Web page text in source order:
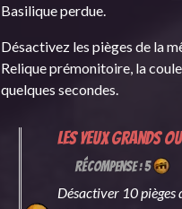
Basilique perdue.
Désactivez les pièges de la
Relique prémonitoire, la
quelques secondes.
Les yeux grands
Récompense : 5
Désactiver 10 pièges